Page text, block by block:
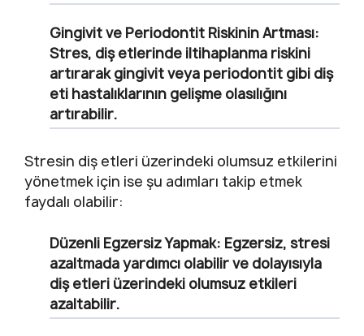
Gingivit ve Periodontit Riskinin Artması:
Stres, diş etlerinde iltihaplanma riskini
artırarak gingivit veya periodontit gibi diş
eti hastalıklarının gelişme olasılığını
artırabilir.
Stresin diş etleri üzerindeki olumsuz etkilerini
yönetmek için ise şu adımları takip etmek
faydalı olabilir:
Düzenli Egzersiz Yapmak: Egzersiz, stresi
azaltmada yardımcı olabilir ve dolayısıyla
diş etleri üzerindeki olumsuz etkileri
azaltabilir.